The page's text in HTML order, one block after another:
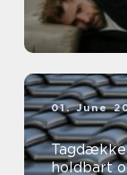
01. June
Tagdækker viborg
holdbart